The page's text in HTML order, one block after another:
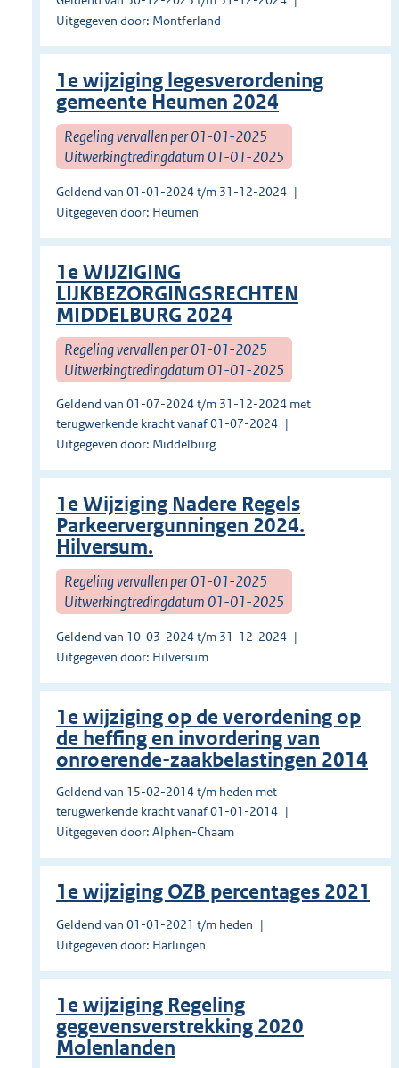
Uitgegeven door: Montferland
1e wijziging legesverordening
gemeente Heumen 2024
Regeling vervallen per 01-01-2025
Uitwerkingtredingdatum 01-01-2025
Geldend van 01-01-2024 t/m 31-12-2024
Uitgegeven door: Heumen
1e WIJZIGING
LIJKBEZORGINGSRECHTEN
MIDDELBURG 2024
Regeling vervallen per 01-01-2025
Uitwerkingtredingdatum 01-01-2025
Geldend van 01-07-2024 t/m 31-12-2024 met
terugwerkende kracht vanaf 01-07-2024
Uitgegeven door: Middelburg
1e Wijziging Nadere Regels
Parkeervergunningen 2024.
Hilversum.
Regeling vervallen per 01-01-2025
Uitwerkingtredingdatum 01-01-2025
Geldend van 10-03-2024 t/m 31-12-2024
Uitgegeven door: Hilversum
1e wijziging op de verordening op
de heffing en invordering van
onroerende-zaakbelastingen 2014
Geldend van 15-02-2014 t/m heden met
terugwerkende kracht vanaf 01-01-2014
Uitgegeven door: Alphen-Chaam
1e wijziging OZB percentages 2021
Geldend van 01-01-2021 t/m heden
Uitgegeven door: Harlingen
1e wijziging Regeling
gegevensverstrekking 2020
Molenlanden